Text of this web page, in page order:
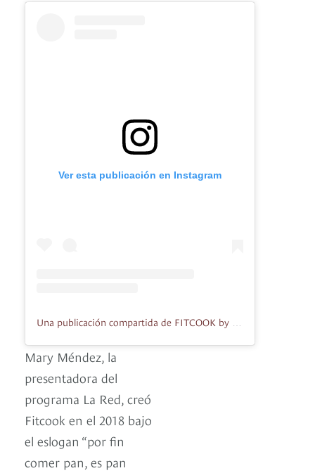
Ver esta publicación en Instagram
Una publicación compartida de FITCOOK by MARY MENDEZ (@fitcookbymarymendez)
Mary Méndez, la
presentadora del
programa La Red, creó
Fitcook en el 2018 bajo
el eslogan “por fin
comer pan, es pan